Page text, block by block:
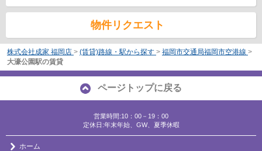
物件リクエスト
株式会社成家 福岡店 > (賃貸)路線・駅から探す > 福岡市交通局福岡市空港線 >
大濠公園駅の賃貸
ページトップに戻る
営業時間:10：00－19：00
定休日:年末年始、GW、夏季休暇
ホーム